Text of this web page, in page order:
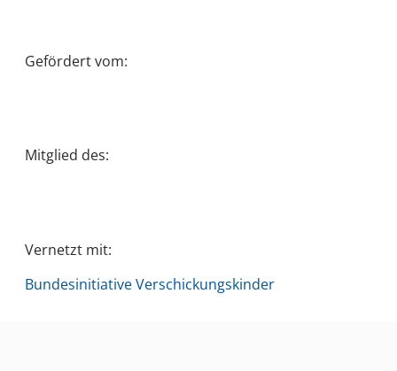
Gefördert vom:
Mitglied des:
Vernetzt mit:
Bundesinitiative Verschickungskinder